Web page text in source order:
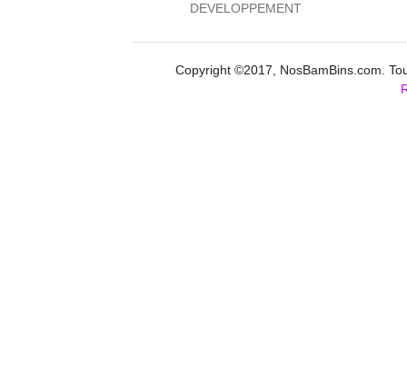
DEVELOPPEMENT
Copyright ©2017, NosBamBins.com.